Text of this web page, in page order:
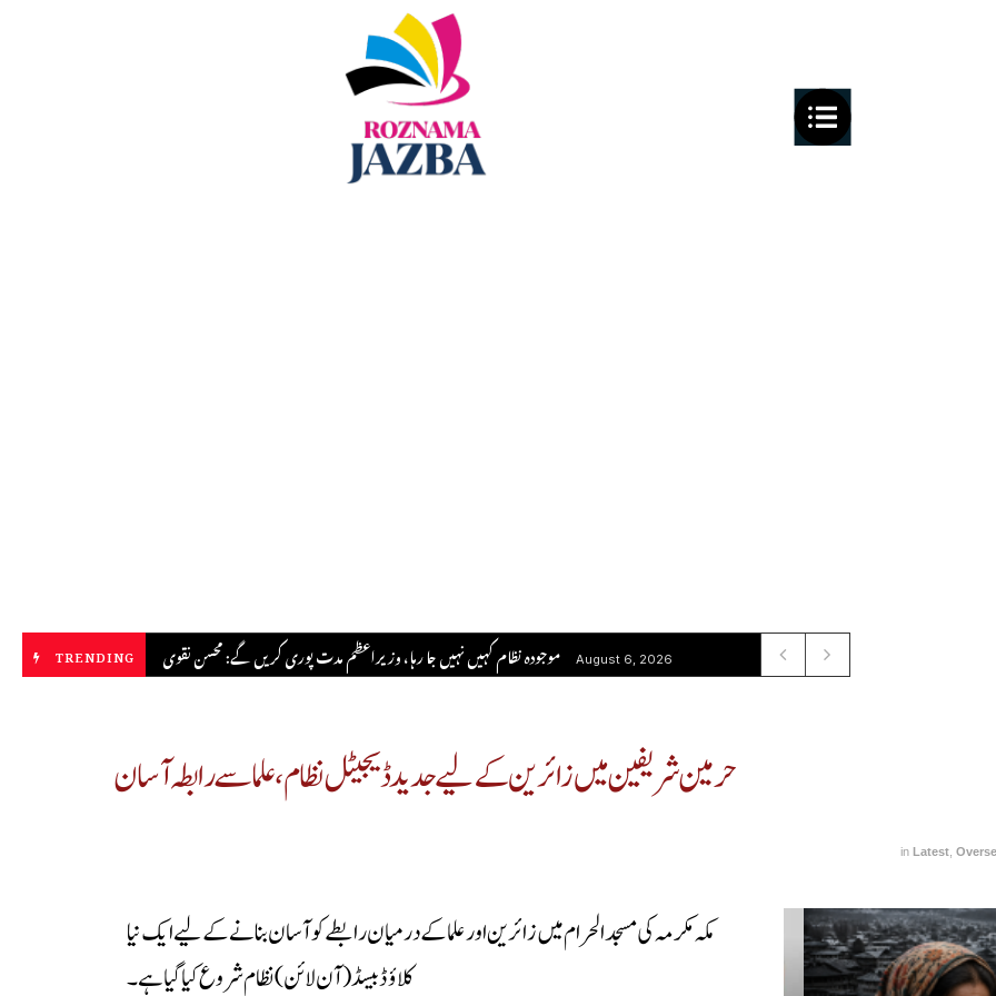
TRENDING امریکا دوبارہ اپنے سابقہ وعدوں کی پاسداری پر آمادہ ہے، ایرانی نائب وزیر خارجہ August 6, 2026
حرمین شریفین میں زائرین کے لیے جدید ڈیجیٹل نظام، علما سے رابطہ آسان
in Latest,
مکہ مکرمہ کی مسجد الحرام میں زائرین اور علما کے درمیان رابطے کو آسان بنانے کے لیے ایک نیا
کلاؤڈ بیسڈ (آن لائن) نظام شروع کیا گیا ہے۔